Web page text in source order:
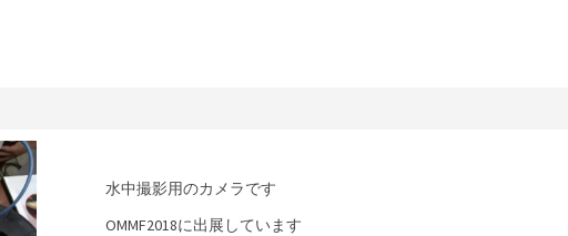
水中撮影用のカメラです
OMMF2018に出展しています